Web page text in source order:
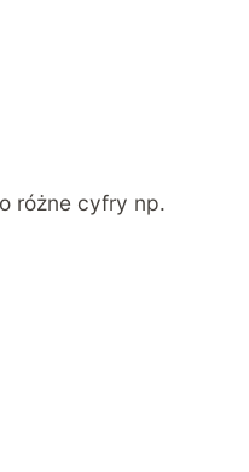
różne cyfry np.